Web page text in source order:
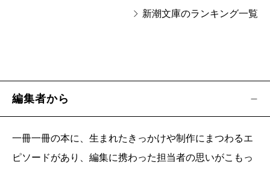
新潮文庫のランキング一覧
編集者から
一冊一冊の本に、生まれたきっかけや制作にまつわるエ
ピソードがあり、編集に携わった担当者の思いがこもっ